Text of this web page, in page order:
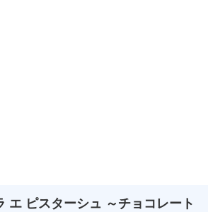
エ ピスターシュ ～チョコレート